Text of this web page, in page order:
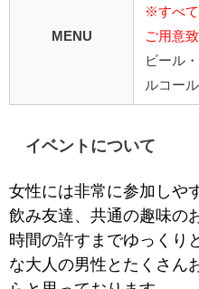
MENU
※すべて
ご用意
ビール
ルコー
イベントについて
女性には非常に参加しや
飲み友達、共通の趣味の
時間の許すまでゆっくり
な大人の男性とたくさん